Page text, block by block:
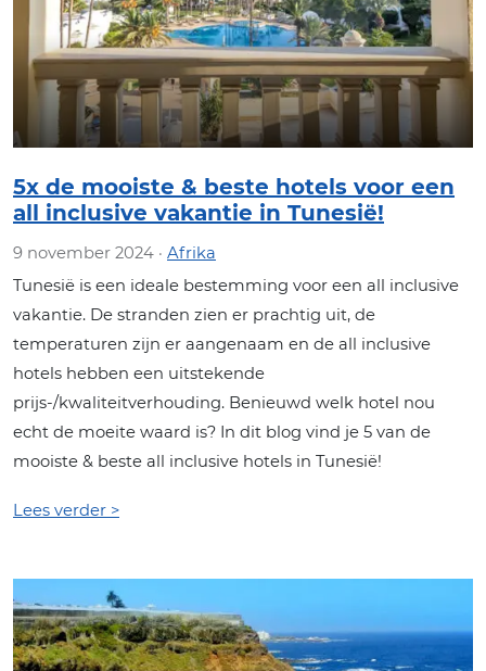
5x de mooiste & beste hotels voor een
all inclusive vakantie in Tunesië!
9 november 2024 · Afrika
Tunesië is een ideale bestemming voor een all inclusive
vakantie. De stranden zien er prachtig uit, de
temperaturen zijn er aangenaam en de all inclusive
hotels hebben een uitstekende
prijs-/kwaliteitverhouding. Benieuwd welk hotel nou
echt de moeite waard is? In dit blog vind je 5 van de
mooiste & beste all inclusive hotels in Tunesië!
Lees verder >